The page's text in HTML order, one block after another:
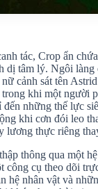
tác, Crop ẩn
dị tâm lý. Ngôi làng
cảnh sát tên
khi một người
đến những thế lực
khi cơn đói leo
lương thực riêng
thông qua một
công cụ theo dõi
hệ nhân vật và